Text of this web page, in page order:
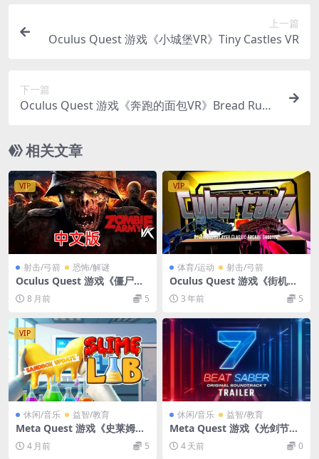
上一篇
Oculus Quest 游戏《小城堡VR》Tiny Castles VR
下一篇
Oculus Quest 游戏《奔跑的面包VR》Bread Runn
相关文章
VIP
射击/弓箭 恐怖/解谜
Oculus Quest 游戏《僵尸军
团VR》Zombie Army VR
8 月前 5
VIP
体育/运动 射击/弓箭
Oculus Quest 游戏《街机射
击》Cybercade
3 年前 5
VIP
休闲/音乐 益智/教育
Meta Quest 游戏《史莱姆实
验室》Slime Lab
4 月前 5
休闲/音乐 益智/教育
Meta Quest 游戏《光剑节奏
+DLC 解锁版 正版共存版本》
Beat Saber VR
4 天前 0